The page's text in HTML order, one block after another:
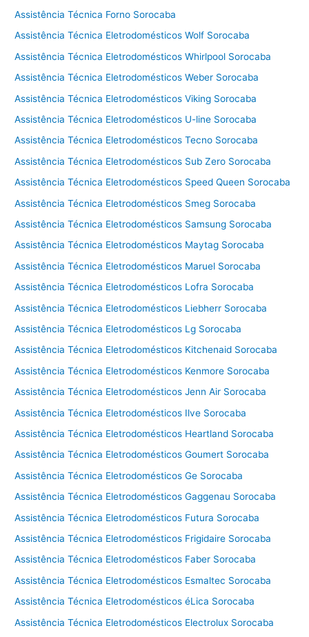
Assistência Técnica Forno Sorocaba
Assistência Técnica Eletrodomésticos Wolf Sorocaba
Assistência Técnica Eletrodomésticos Whirlpool Sorocaba
Assistência Técnica Eletrodomésticos Weber Sorocaba
Assistência Técnica Eletrodomésticos Viking Sorocaba
Assistência Técnica Eletrodomésticos U-line Sorocaba
Assistência Técnica Eletrodomésticos Tecno Sorocaba
Assistência Técnica Eletrodomésticos Sub Zero Sorocaba
Assistência Técnica Eletrodomésticos Speed Queen Sorocaba
Assistência Técnica Eletrodomésticos Smeg Sorocaba
Assistência Técnica Eletrodomésticos Samsung Sorocaba
Assistência Técnica Eletrodomésticos Maytag Sorocaba
Assistência Técnica Eletrodomésticos Maruel Sorocaba
Assistência Técnica Eletrodomésticos Lofra Sorocaba
Assistência Técnica Eletrodomésticos Liebherr Sorocaba
Assistência Técnica Eletrodomésticos Lg Sorocaba
Assistência Técnica Eletrodomésticos Kitchenaid Sorocaba
Assistência Técnica Eletrodomésticos Kenmore Sorocaba
Assistência Técnica Eletrodomésticos Jenn Air Sorocaba
Assistência Técnica Eletrodomésticos Ilve Sorocaba
Assistência Técnica Eletrodomésticos Heartland Sorocaba
Assistência Técnica Eletrodomésticos Goumert Sorocaba
Assistência Técnica Eletrodomésticos Ge Sorocaba
Assistência Técnica Eletrodomésticos Gaggenau Sorocaba
Assistência Técnica Eletrodomésticos Futura Sorocaba
Assistência Técnica Eletrodomésticos Frigidaire Sorocaba
Assistência Técnica Eletrodomésticos Faber Sorocaba
Assistência Técnica Eletrodomésticos Esmaltec Sorocaba
Assistência Técnica Eletrodomésticos éLica Sorocaba
Assistência Técnica Eletrodomésticos Electrolux Sorocaba